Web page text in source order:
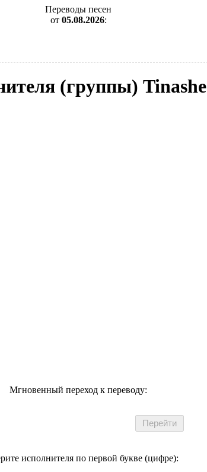
Переводы песен
от 05.08.2026:
(группы) Tinashe
Мгновенный переход к переводу:
исполнителя по первой букве (цифре):